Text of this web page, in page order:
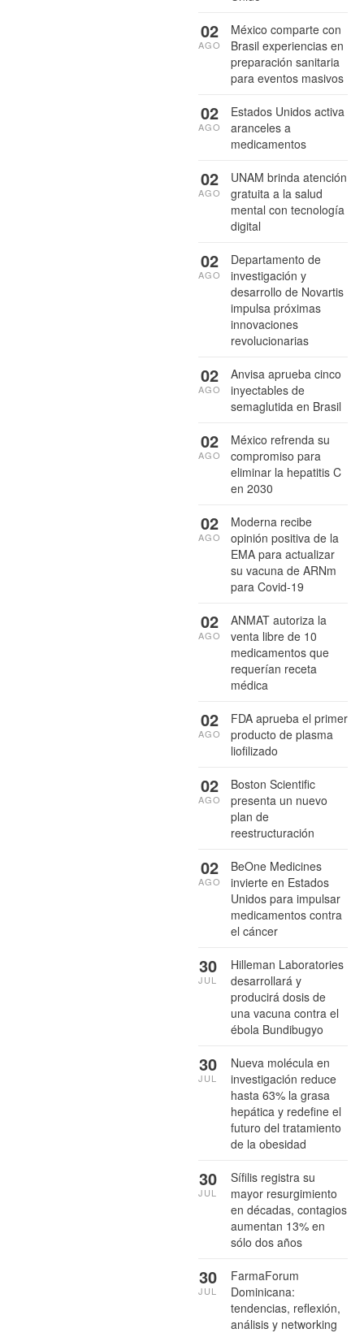
México comparte con
Brasil experiencias en
preparación sanitaria
para eventos masivos
02
AGO
Estados Unidos activa
aranceles a
medicamentos
02
AGO
UNAM brinda atención
gratuita a la salud
mental con tecnología
digital
02
AGO
Departamento de
investigación y
desarrollo de Novartis
impulsa próximas
innovaciones
revolucionarias
02
AGO
Anvisa aprueba cinco
inyectables de
semaglutida en Brasil
02
AGO
México refrenda su
compromiso para
eliminar la hepatitis C
en 2030
02
AGO
Moderna recibe
opinión positiva de la
EMA para actualizar
su vacuna de ARNm
para Covid-19
02
AGO
ANMAT autoriza la
venta libre de 10
medicamentos que
requerían receta
médica
02
AGO
FDA aprueba el primer
producto de plasma
liofilizado
02
AGO
Boston Scientific
presenta un nuevo
plan de
reestructuración
02
AGO
BeOne Medicines
invierte en Estados
Unidos para impulsar
medicamentos contra
el cáncer
02
AGO
Hilleman Laboratories
desarrollará y
producirá dosis de
una vacuna contra el
ébola Bundibugyo
30
JUL
Nueva molécula en
investigación reduce
hasta 63% la grasa
hepática y redefine el
futuro del tratamiento
de la obesidad
30
JUL
Sífilis registra su
mayor resurgimiento
en décadas, contagios
aumentan 13% en
sólo dos años
30
JUL
FarmaForum
Dominicana:
tendencias, reflexión,
análisis y networking
30
JUL